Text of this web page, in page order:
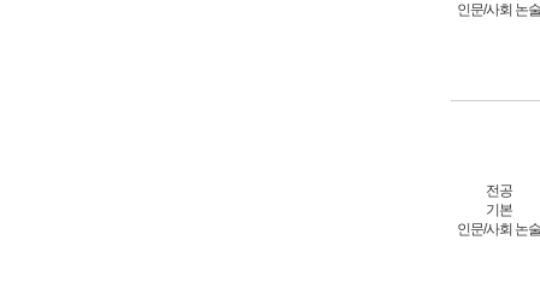
인문/사회 논술
전공
기본
인문/사회 논술